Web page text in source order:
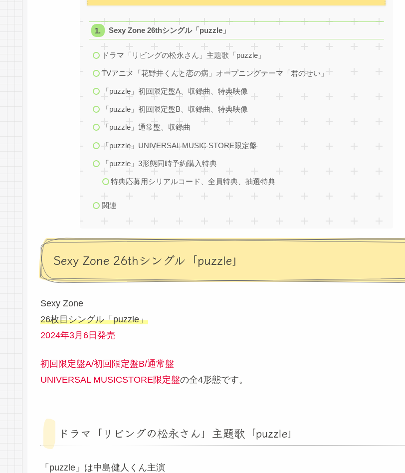
Sexy Zone 26thシングル「puzzle」
ドラマ「リビングの松永さん」主題歌「puzzle」
TVアニメ「花野井くんと恋の病」オープニングテーマ「君のせい」
「puzzle」初回限定盤A、収録曲、特典映像
「puzzle」初回限定盤B、収録曲、特典映像
「puzzle」通常盤、収録曲
「puzzle」UNIVERSAL MUSIC STORE限定盤
「puzzle」3形態同時予約購入特典
特典応募用シリアルコード、全員特典、抽選特典
関連
Sexy Zone 26thシングル「puzzle」
Sexy Zone
26枚目シングル「puzzle」
2024年3月6日発売
初回限定盤A/初回限定盤B/通常盤
UNIVERSAL MUSICSTORE限定盤の全4形態です。
ドラマ「リビングの松永さん」主題歌「puzzle」
「puzzle」は中島健人くん主演